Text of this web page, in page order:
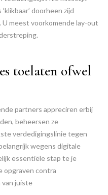
doorheen zijd
meest voorkomende lay-out
toelaten ofwel
partners appreciren erbij
beheersen ze
verdedigingslinie tegen
wegens digitale
essentiële stap te je
opgraven contra
van juiste